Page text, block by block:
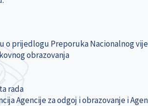
o prijedlogu Preporuka Nacionalnog
obrazovanja
rada
Agencije za odgoj i obrazovanje i